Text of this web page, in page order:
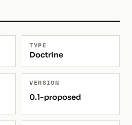
TYPE
Doctrine
VERSION
0.1-proposed